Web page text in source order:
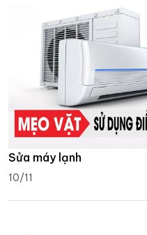
Sửa máy lạnh
10/11